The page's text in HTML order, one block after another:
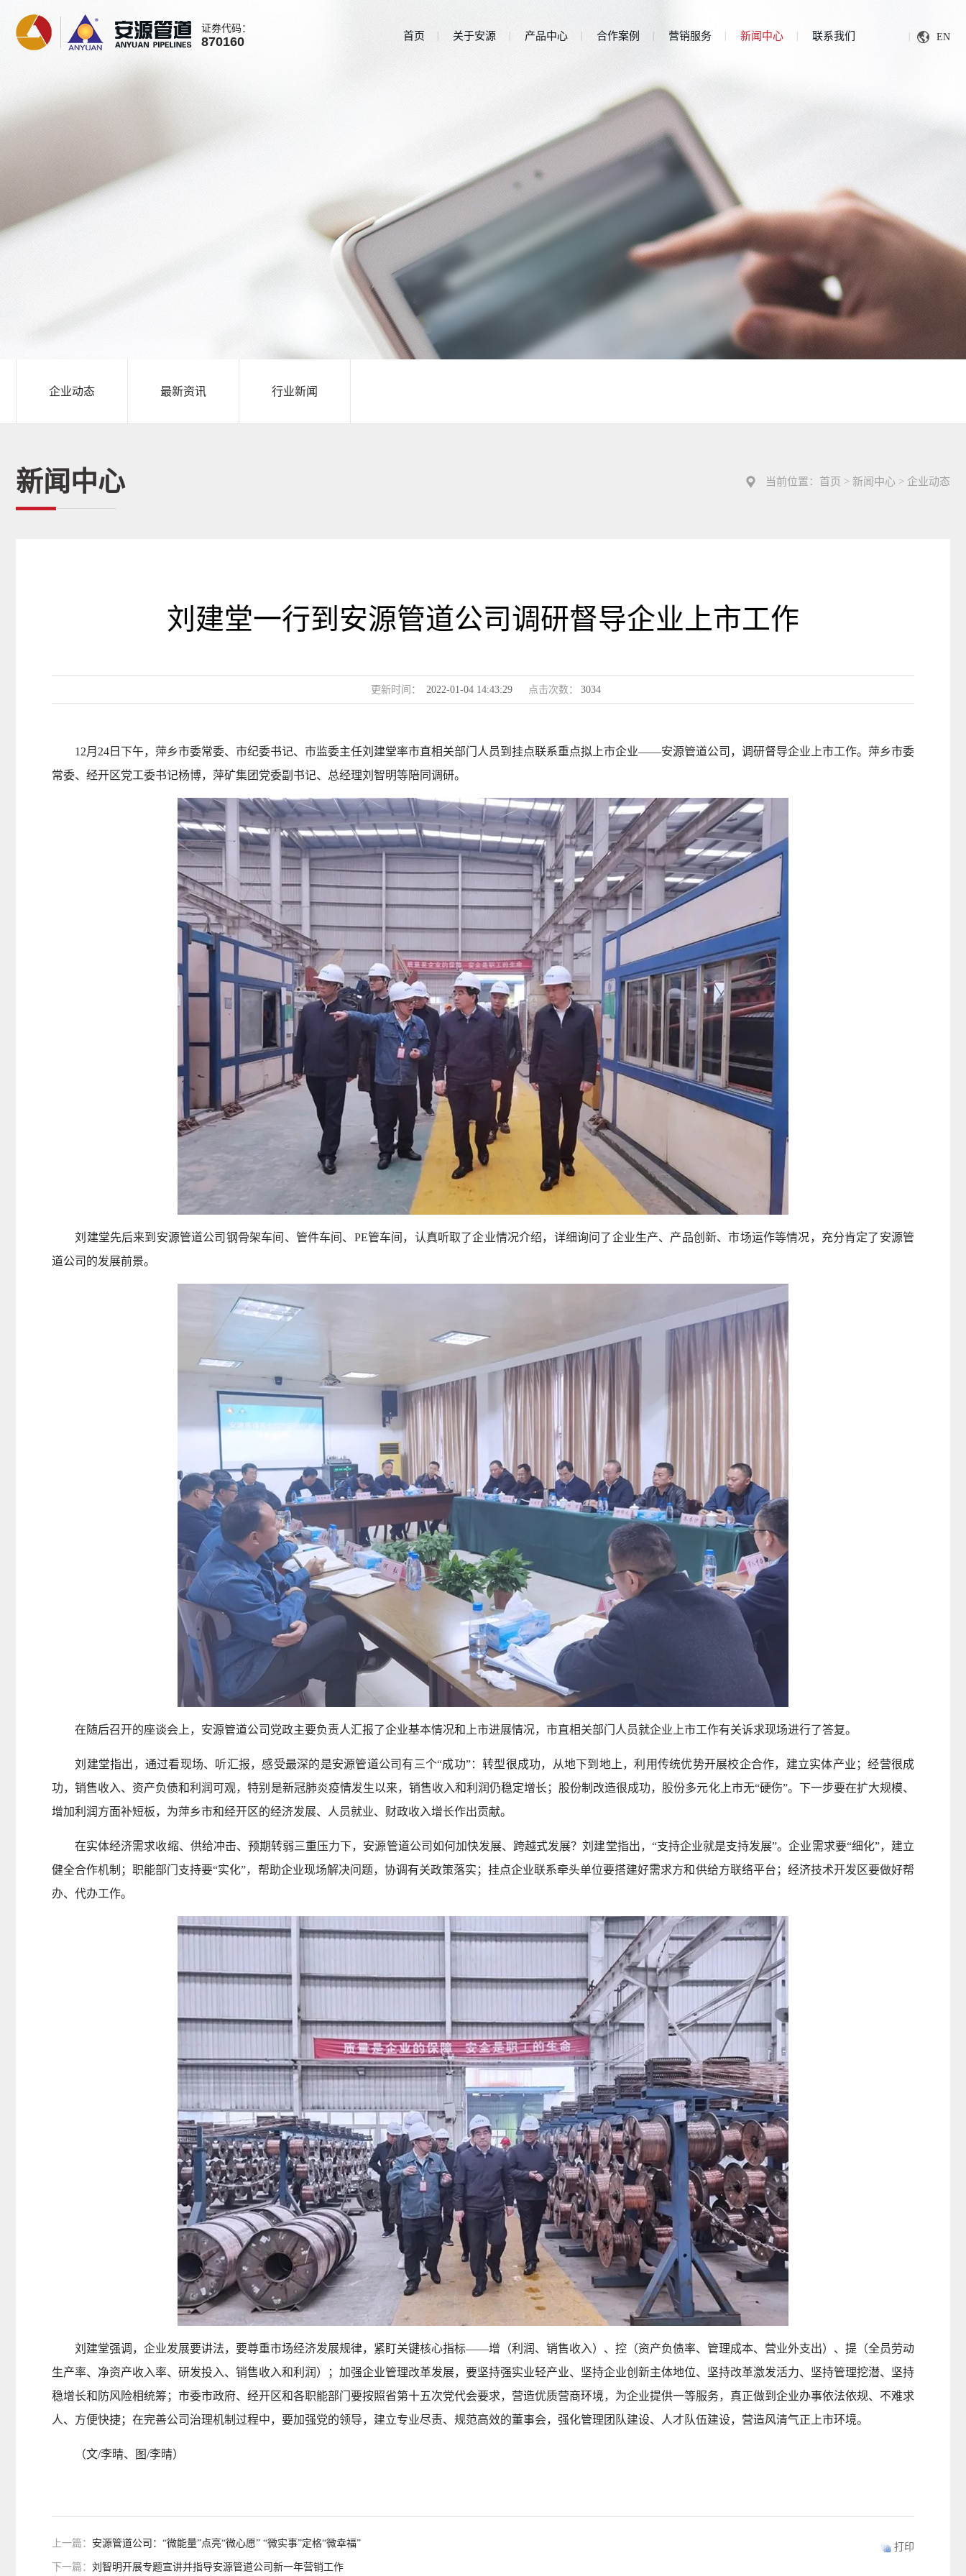
证券代码：
870160 首页 关于安源 产品中心 合作案例 营销服务 新闻中心 联系我们 EN
企业动态 最新资讯 行业新闻
新闻中心 当前位置： 首页 > 新闻中心 > 企业动态
刘建堂一行到安源管道公司调研督导企业上市工作
更新时间： 2022-01-04 14:43:29 点击次数： 3034
12月24日下午，萍乡市委常委、市纪委书记、市监委主任刘建堂率市直相关部门人员到挂点联系重点拟上市企业——安源管道公司，调研督导企业上市工作。萍乡市委
常委、经开区党工委书记杨博，萍矿集团党委副书记、总经理刘智明等陪同调研。
刘建堂先后来到安源管道公司钢骨架车间、管件车间、PE管车间，认真听取了企业情况介绍，详细询问了企业生产、产品创新、市场运作等情况，充分肯定了安源管
道公司的发展前景。
在随后召开的座谈会上，安源管道公司党政主要负责人汇报了企业基本情况和上市进展情况，市直相关部门人员就企业上市工作有关诉求现场进行了答复。
刘建堂指出，通过看现场、听汇报，感受最深的是安源管道公司有三个“成功”：转型很成功，从地下到地上，利用传统优势开展校企合作，建立实体产业；经营很成
功，销售收入、资产负债和利润可观，特别是新冠肺炎疫情发生以来，销售收入和利润仍稳定增长；股份制改造很成功，股份多元化上市无“硬伤”。下一步要在扩大规模、
增加利润方面补短板，为萍乡市和经开区的经济发展、人员就业、财政收入增长作出贡献。
在实体经济需求收缩、供给冲击、预期转弱三重压力下，安源管道公司如何加快发展、跨越式发展？刘建堂指出，“支持企业就是支持发展”。企业需求要“细化”，建立
健全合作机制；职能部门支持要“实化”，帮助企业现场解决问题，协调有关政策落实；挂点企业联系牵头单位要搭建好需求方和供给方联络平台；经济技术开发区要做好帮
办、代办工作。
刘建堂强调，企业发展要讲法，要尊重市场经济发展规律，紧盯关键核心指标——增（利润、销售收入）、控（资产负债率、管理成本、营业外支出）、提（全员劳动
生产率、净资产收入率、研发投入、销售收入和利润）；加强企业管理改革发展，要坚持强实业轻产业、坚持企业创新主体地位、坚持改革激发活力、坚持管理挖潜、坚持
稳增长和防风险相统筹；市委市政府、经开区和各职能部门要按照省第十五次党代会要求，营造优质营商环境，为企业提供一等服务，真正做到企业办事依法依规、不难求
人、方便快捷；在完善公司治理机制过程中，要加强党的领导，建立专业尽责、规范高效的董事会，强化管理团队建设、人才队伍建设，营造风清气正上市环境。
（文/李晴、图/李晴）
上一篇： 安源管道公司：“微能量”点亮“微心愿” “微实事”定格“微幸福”
下一篇： 刘智明开展专题宣讲并指导安源管道公司新一年营销工作
打印